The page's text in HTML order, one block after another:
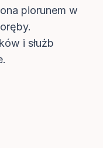
piorunem w
i służb